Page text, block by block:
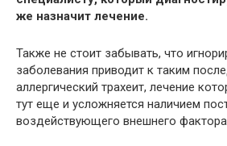
же назначит лечение.
Также не стоит забывать, что
заболевания приводит к таким
аллергический трахеит, лечение
тут еще и усложняется наличием
воздействующего внешнего фактора.